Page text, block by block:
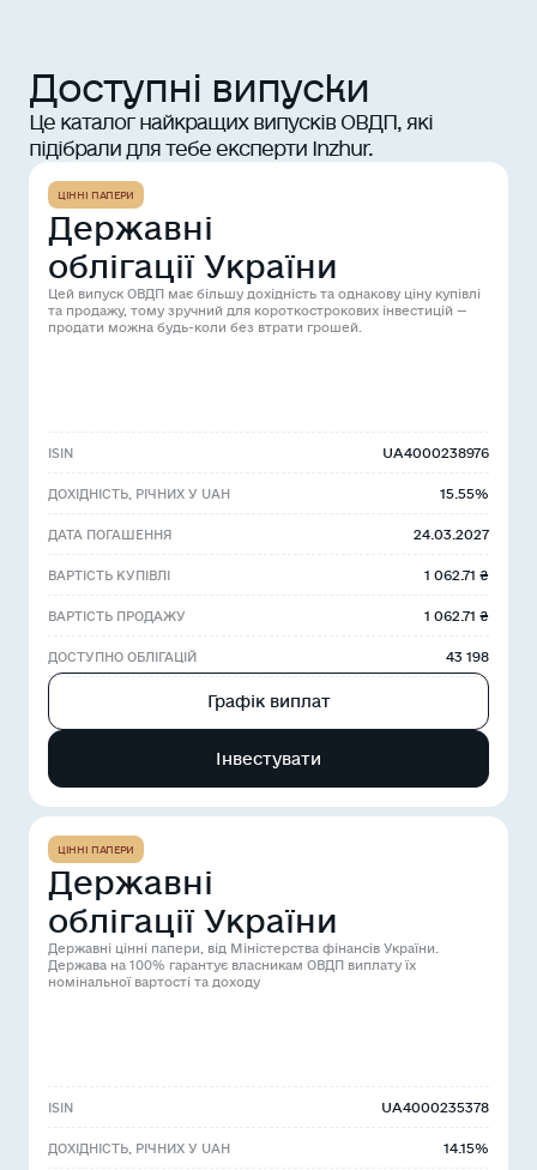
Доступні випуски
Це каталог найкращих випусків ОВДП, які
підібрали для тебе експерти Inzhur.
ЦІННІ ПАПЕРИ
Державні
облігації України
Цей випуск ОВДП має більшу дохідність та однакову ціну купівлі
та продажу, тому зручний для короткострокових інвестицій —
продати можна будь-коли без втрати грошей.
ISIN UA4000238976
ДОХІДНІСТЬ, РІЧНИХ У UAH 15.55%
ДАТА ПОГАШЕННЯ 24.03.2027
ВАРТІСТЬ КУПІВЛІ 1 062.71 ₴
ВАРТІСТЬ ПРОДАЖУ 1 062.71 ₴
ДОСТУПНО ОБЛІГАЦІЙ 43 198
Графік виплат
Інвестувати
ЦІННІ ПАПЕРИ
Державні
облігації України
Державні цінні папери, від Міністерства фінансів України.
Держава на 100% гарантує власникам ОВДП виплату їх
номінальної вартості та доходу
ISIN UA4000235378
ДОХІДНІСТЬ, РІЧНИХ У UAH 14.15%